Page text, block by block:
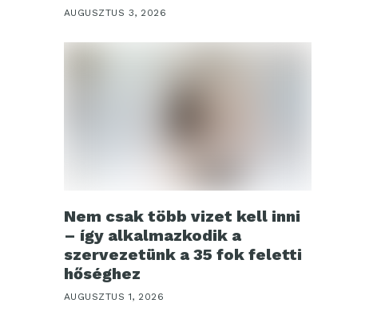
AUGUSZTUS 3, 2026
Nem csak több vizet kell inni
– így alkalmazkodik a
szervezetünk a 35 fok feletti
hőséghez
AUGUSZTUS 1, 2026